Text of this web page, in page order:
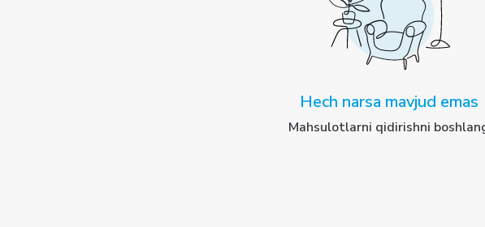
Hech narsa mavjud emas
Mahsulotlarni qidirishni